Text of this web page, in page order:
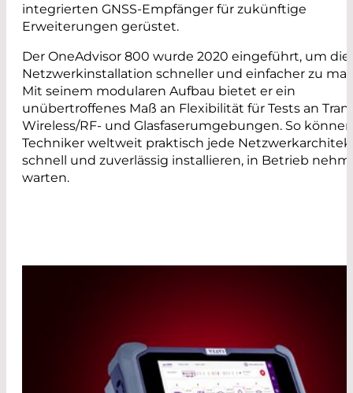
integrierten GNSS-Empfänger für zukünftige
Erweiterungen gerüstet.
Der OneAdvisor 800 wurde 2020 eingeführt, um die
Netzwerkinstallation schneller und einfacher zu
Mit seinem modularen Aufbau bietet er ein
unübertroffenes Maß an Flexibilität für Tests an
Wireless/RF- und Glasfaserumgebungen. So können
Techniker weltweit praktisch jede
schnell und zuverlässig installieren, in Betrieb
warten.